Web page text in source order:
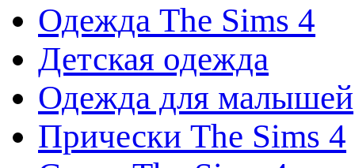
Одежда The Sims 4
Детская одежда
Одежда для малышей
Прически The Sims 4